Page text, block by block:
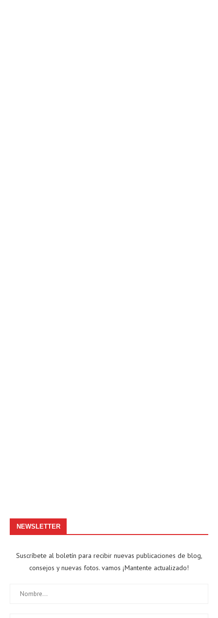
NEWSLETTER
Suscríbete al boletín para recibir nuevas publicaciones de blog,
consejos y nuevas fotos. vamos ¡Mantente actualizado!